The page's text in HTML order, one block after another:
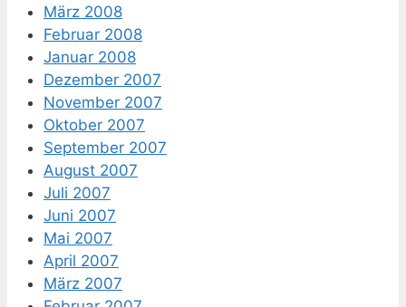
März 2008
Februar 2008
Januar 2008
Dezember 2007
November 2007
Oktober 2007
September 2007
August 2007
Juli 2007
Juni 2007
Mai 2007
April 2007
März 2007